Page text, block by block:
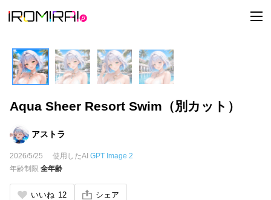
t
o
Aqua Sheer Resort Swim（別カット）
アストラ
2026/5/25 使用したAI GPT Image 2
年齢制限 全年齢
いいね 12 シェア